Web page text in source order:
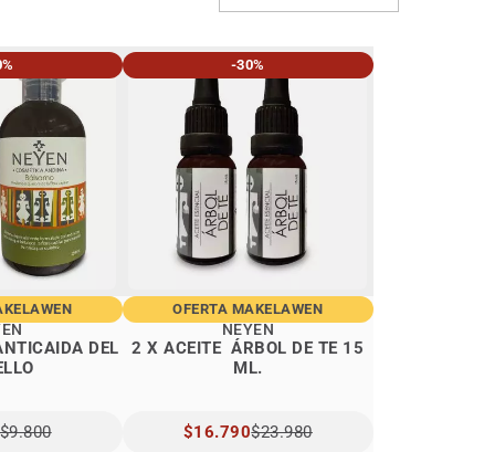
DEL
$9.800
-30%
OFERTA MAKELAWEN
2 X ACEITE ÁRBOL DE TE 15
ML.
NEYEN
PRECIO
ESPECIAL
$16.790$23.980